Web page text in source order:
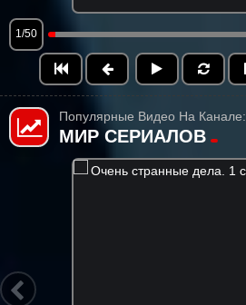
1/50
Популярные Видео На Канале:
МИР СЕРИАЛОВ